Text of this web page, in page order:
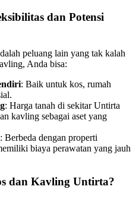
dan Potensi
peluang lain yang tak kalah
Anda bisa:
: Baik untuk kos, rumah
: Harga tanah di sekitar Untirta
kavling sebagai aset yang
: Berbeda dengan properti
biaya perawatan yang jauh
dan Kavling Untirta?